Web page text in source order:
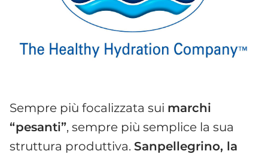
Sempre più focalizzata sui marchi
“pesanti”, sempre più semplice la sua
struttura produttiva. Sanpellegrino, la